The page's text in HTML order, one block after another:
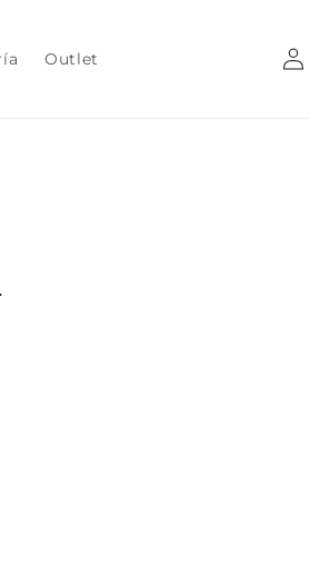
Outlet
Iniciar
sesión